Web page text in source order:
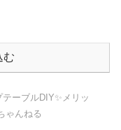
む
テーブルDIY✨メリッ
ゃんねる